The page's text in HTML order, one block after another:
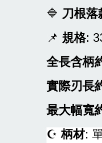
🔷 刀根落
📌 規格:
全長含柄
實際刃長
最大幅寬
☪柄材: